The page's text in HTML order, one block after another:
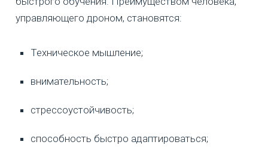
управляющего дроном, становятся:
Техническое мышление;
внимательность;
стрессоустойчивость;
способность быстро адаптироваться;